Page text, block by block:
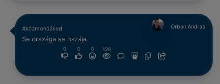
#közmondásod Orban Andras
Se országa se hazája.
0 0 0 126